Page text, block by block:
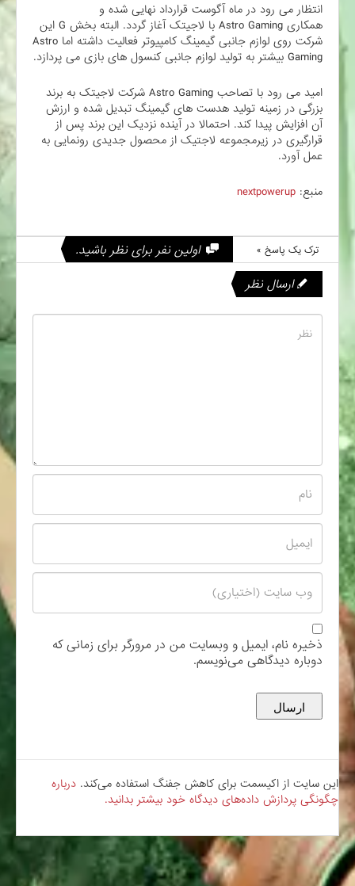
انتظار می رود در ماه آگوست قرارداد نهایی شده و
همکاری Astro Gaming با لاجیتک آغاز گردد. البته بخش G این
شرکت روی لوازم جانبی گیمینگ کامپیوتر فعالیت داشته اما Astro
Gaming بیشتر به تولید لوازم جانبی کنسول های بازی می پردازد.
امید می رود با تصاحب Astro Gaming شرکت لاجیتک به برند
بزرگی در زمینه تولید هدست های گیمینگ تبدیل شده و ارزش
آن افزایش پیدا کند. احتمالا در آینده نزدیک این برند پس از
قرارگیری در زیرمجموعه لاجتیک از محصول جدیدی رونمایی به
عمل آورد.
منبع:nextpowerup
اولین نفر برای نظر باشید. ترک یک پاسخ »
ارسال نظر
ذخیره نام، ایمیل و وبسایت من در مرورگر برای زمانی که
دوباره دیدگاهی می‌نویسم.
این سایت از اکیسمت برای کاهش جفنگ استفاده می‌کند.درباره
چگونگی پردازش داده‌های دیدگاه خود بیشتر بدانید.